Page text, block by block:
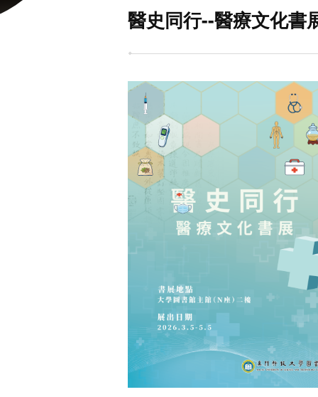
醫史同行--醫療文化書